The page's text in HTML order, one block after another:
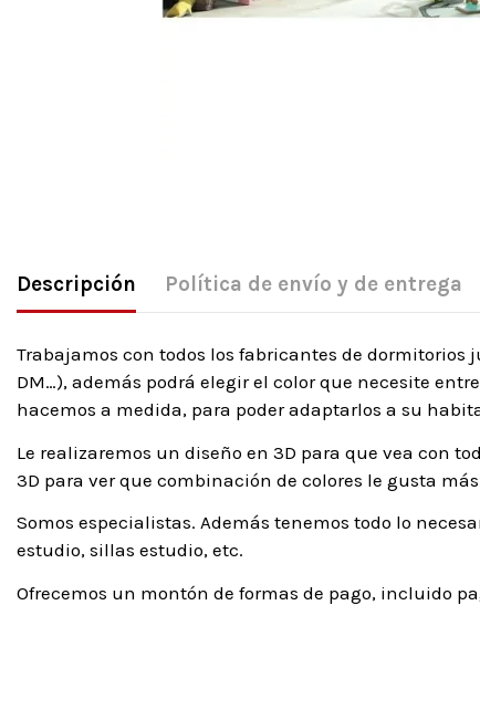
Descripción Política de envío y de entrega
Trabajamos con todos los fabricantes de dormitorios
DM…), además podrá elegir el color que necesite
hacemos a medida, para poder adaptarlos a su
Le realizaremos un diseño en 3D para que vea con
3D para ver que combinación de colores le gusta
Somos especialistas. Además tenemos todo lo
estudio, sillas estudio, etc.
Ofrecemos un montón de formas de pago, incluido